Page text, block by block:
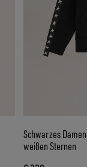
Schwarzes
weißen Sternen